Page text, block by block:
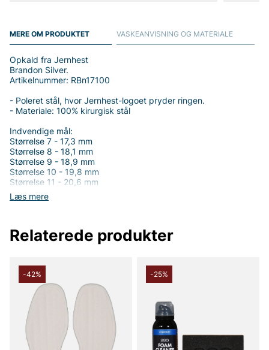
MERE OM PRODUKTET
Læs mere
Opkald fra Jernhest
Brandon Silver.
Artikelnummer: RBn17100
- Poleret stål, hvor Jernhest-logoet pryder ringen.
- Materiale: 100% kirurgisk stål
Indvendige mål:
Størrelse 7 - 17,3 mm
Størrelse 8 - 18,1 mm
Størrelse 9 - 18,9 mm
Størrelse 10 - 19,8 mm
Størrelse 11 - 20,6 mm
Størrelse 13 - 22,3 mm
Tak fordi du handler i vores webshop. Besøg også vores butik i
Vingåker.
www.vfo.se
VASKEANVISNING OG MATERIALE
Relaterede produkter
-42% -25%